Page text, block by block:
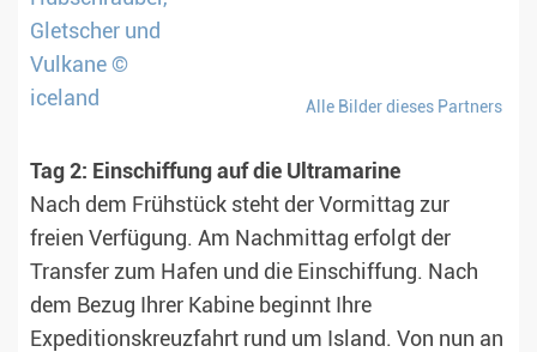
Alle Bilder dieses Partners
Tag 2: Einschiffung auf die Ultramarine
Nach dem Frühstück steht der Vormittag zur
freien Verfügung. Am Nachmittag erfolgt der
Transfer zum Hafen und die Einschiffung. Nach
dem Bezug Ihrer Kabine beginnt Ihre
Expeditionskreuzfahrt rund um Island. Von nun an